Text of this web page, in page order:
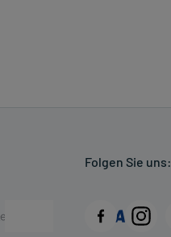
Folgen Sie uns: